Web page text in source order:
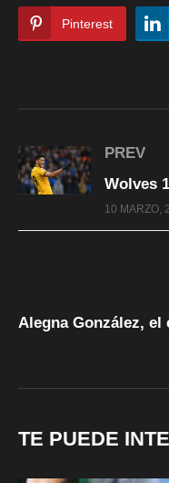
Pinterest
PREV
10 MARZO,
TE PUEDE